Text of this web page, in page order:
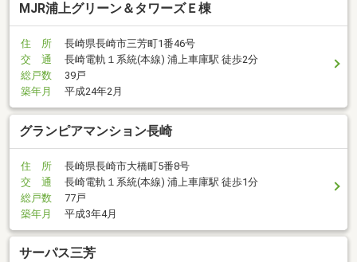
MJR浦上グリーン＆タワーズＥ棟
住 所
長崎県長崎市三芳町1番46号
交 通
長崎電軌１系統(本線) 浦上車庫駅 徒歩2分
総戸数
39戸
築年月
平成24年2月
グランピアマンション長崎
住 所
長崎県長崎市大橋町5番8号
交 通
長崎電軌１系統(本線) 浦上車庫駅 徒歩1分
総戸数
77戸
築年月
平成3年4月
サーパス三芳